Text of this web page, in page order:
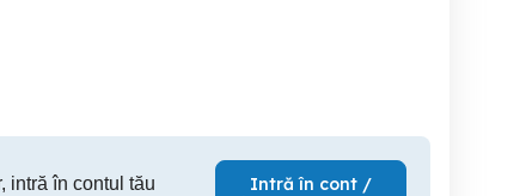
intră în contul tău
Intră în cont /